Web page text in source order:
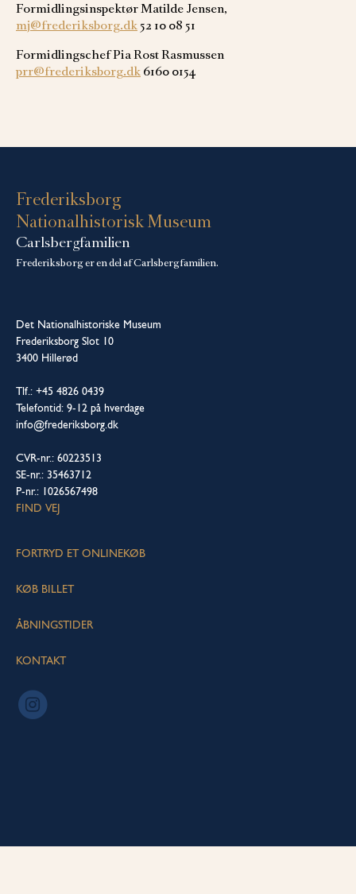
Formidlingsinspektør Matilde Jensen,
mj@frederiksborg.dk 52 10 08 51
Formidlingschef Pia Rost Rasmussen
prr@frederiksborg.dk 6160 0154
Frederiksborg
Nationalhistorisk Museum
Carlsbergfamilien
Frederiksborg er en del af Carlsbergfamilien.
Det Nationalhistoriske Museum
Frederiksborg Slot 10
3400 Hillerød
Tlf.: +45 4826 0439
Telefontid: 9-12 på hverdage
info@frederiksborg.dk
CVR-nr.: 60223513
SE-nr.: 35463712
P-nr.: 1026567498
FIND VEJ
FORTRYD ET ONLINEKØB
KØB BILLET
ÅBNINGSTIDER
KONTAKT